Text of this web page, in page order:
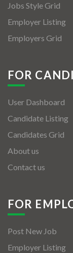
Jobs Style Grid
Employer Listing
Employers Grid
FOR
User Dashboard
Candidate Listing
Candidates Grid
About us
Contact us
FOR
Post New Job
Employer Listing